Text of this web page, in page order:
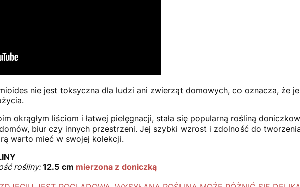
nie jest toksyczna dla ludzi ani zwierząt domowych, co oznacza, że
okrągłym liściom i łatwej pielęgnacji, stała się popularną rośliną
biur czy innych przestrzeni. Jej szybki wzrost i zdolność do
warto mieć w swojej kolekcji.
rośliny:12.5 cm mierzona z doniczką